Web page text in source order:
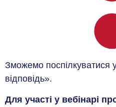
Зможемо поспілкуватися
відповідь».
Для участі у вебінарі